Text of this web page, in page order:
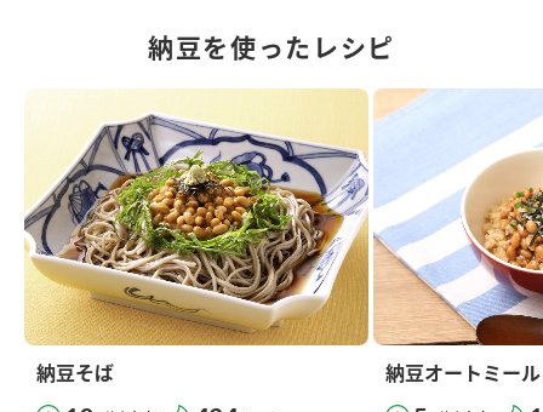
納豆を使ったレシピ
納豆そば 納豆オートミール